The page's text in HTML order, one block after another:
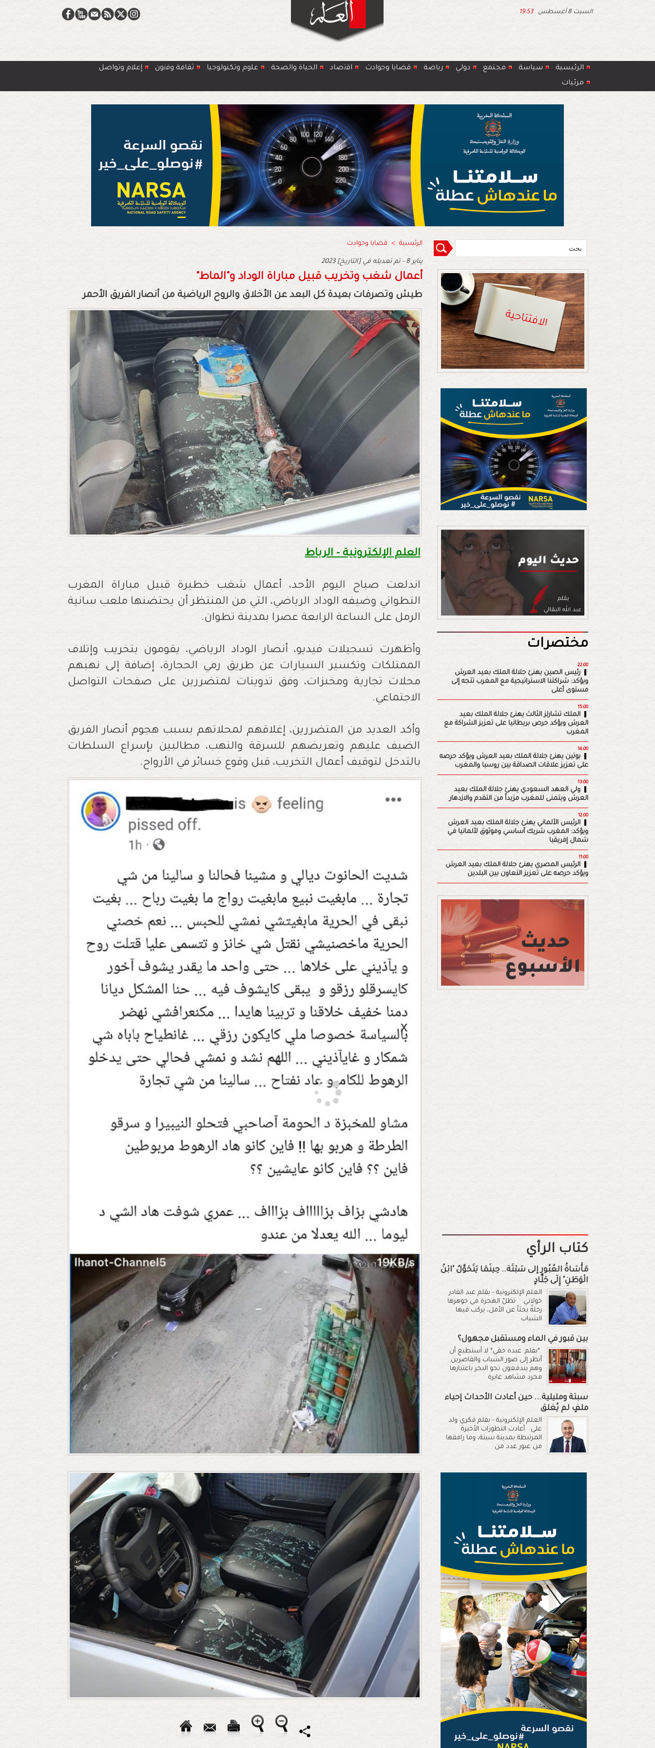
السبت 8 أغسطس 19:53
الرئيسية سياسة مجتمع دولي رياضة قضايا وحوادث اﻗﺗﺻﺎد الحياة والصحة ﻋﻠوم وتكنولوجيا ﺛﻘﺎﻓﺔ وﻓﻧون
إعلام وتواصل
مرئيات
الرئيسية > قضايا وحوادث
2023 يناير 8 - تم تعديله في [التاريخ]
أعمال شغب وتخريب قبيل مباراة الوداد و"الماط"
طيش وتصرفات بعيدة كل البعد عن الأخلاق والروح الرياضية من أنصار الفريق الأحمر
العلم الإلكترونية - الرباط
اندلعت صباح اليوم الأحد، أعمال شغب خطيرة قبيل مباراة المغرب
التطواني وضيفه الوداد الرياضي، التي من المنتظر أن يحتضنها ملعب سانية
الرمل على الساعة الرابعة عصرا بمدينة تطوان.
وأظهرت تسجيلات فيديو، أنصار الوداد الرياضي، يقومون بتخريب وإتلاف
الممتلكات وتكسير السيارات عن طريق رمي الحجارة، إضافة إلى نهبهم
محلات تجارية ومخبزات، وفق تدوينات لمتضررين على صفحات التواصل
الاجتماعي.
وأكد العديد من المتضررين، إغلاقهم لمحلاتهم بسبب هجوم أنصار الفريق
الضيف عليهم وتعريضهم للسرقة والنهب، مطالبين بإسراع السلطات
بالتدخل لتوقيف أعمال التخريب، قبل وقوع خسائر في الأرواح.
مختصرات
22:00
رئيس الصين يهنئ جلالة الملك بعيد العرش
ويؤكد: شراكتنا الاستراتيجية مع المغرب تتجه إلى
مستوى أعلى
15:00
الملك تشارلز الثالث يهنئ جلالة الملك بعيد
العرش ويؤكد حرص بريطانيا على تعزيز الشراكة مع
المغرب
14:00
بوتين يهنئ جلالة الملك بعيد العرش ويؤكد حرصه
على تعزيز علاقات الصداقة بين روسيا والمغرب
13:00
ولي العهد السعودي يهنئ جلالة الملك بعيد
العرش ويتمنى للمغرب مزيداً من التقدم والازدهار
12:00
الرئيس الألماني يهنئ جلالة الملك بعيد العرش
ويؤكد: المغرب شريك أساسي وموثوق لألمانيا في
شمال إفريقيا
11:00
الرئيس المصري يهنئ جلالة الملك بعيد العرش
ويؤكد حرصه على تعزيز التعاون بين البلدين
كتاب الرأي
مَأْسَاةُ العُبُورِ إلى سَبْتَة.. حِينَمَا يَتَحَوَّلُ "ابْنُ
الْوَطَنِ" إِلَى جَلَّادٍ
العلم الإلكترونية - بقلم عبد القادر
خولاني تظلّ الهجرة في جوهرها
رحلةً بحثاً عن الأمل، يركب فيها
الشباب
بين قبور في الماء ومستقبل مجهول؟
*بقلم: عبده حقي* لا أستطيع أن
أنظر إلى صور الشباب والقاصرين
وهم يندفعون نحو البحر باعتبارها
مجرد مشاهد عابرة
سبتة ومليلية... حين أعادت الأحداث إحياء
ملفٍ لم يُغلق
العلم الإلكترونية - بقلم فكري ولد
علي أعادت التطورات الأخيرة
المرتبطة بمدينة سبتة، وما رافقها
من عبور عدد من